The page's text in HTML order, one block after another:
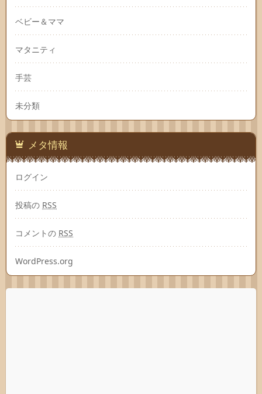
ベビー＆ママ
マタニティ
手芸
未分類
メタ情報
ログイン
投稿の RSS
コメントの RSS
WordPress.org